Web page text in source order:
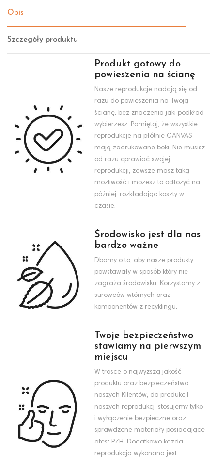
Opis
Szczegóły produktu
Produkt gotowy do
powieszenia na ścianę
Nasze reprodukcje nadają się od
razu do powieszenia na Twoją
ścianę, bez znaczenia jaki podkład
wybierzesz. Pamiętaj, że wszystkie
reprodukcje na płótnie CANVAS
mają zadrukowane boki. Nie musisz
od razu oprawiać swojej
reprodukcji, zawsze masz taką
możliwość i możesz to odłożyć na
później, rozkładając koszty w
czasie.
Środowisko jest dla nas
bardzo ważne
Dbamy o to, aby nasze produkty
powstawały w sposób który nie
zagraża środowisku. Korzystamy z
surowców wtórnych oraz
komponentów z recyklingu.
Twoje bezpieczeństwo
stawiamy na pierwszym
miejscu
W trosce o najwyższą jakość
produktu oraz bezpieczeństwo
naszych Klientów, do produkcji
naszych reprodukcji stosujemy tylko
i wyłączenie bezpieczne oraz
sprawdzone materiały posiadające
atest PZH. Dodatkowo każda
reprodukcja wykonana jest